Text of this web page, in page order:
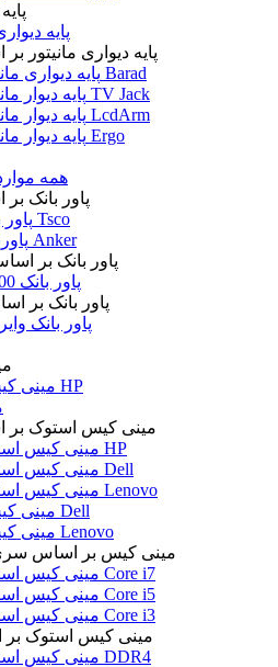
پایه
پایه دیواری مانیتور
پایه دیواری مانیتور Barad
پایه دیوار مانیتور TV Jack
پایه دیوار مانیتور LcdArm
پایه دیوار مانیتور Ergo
همه
پاور بانک
پاور بانک Tsco
پاوربانک Anker
پاور بانک بر
پاور بانک 10000
پاور بانک بر
پاور بانک
مینی کیس استوک HP
مینی کیس استوک بر
مینی کیس استوک HP
مینی کیس استوک Dell
مینی کیس استوک Lenovo
مینی کیس استوک Dell
مینی کیس استوک Lenovo
مینی کیس بر اساس سری
مینی کیس استوک Core i7
مینی کیس استوک Core i5
مینی کیس استوک Core i3
مینی کیس استوک بر
مینی کیس استوک DDR4